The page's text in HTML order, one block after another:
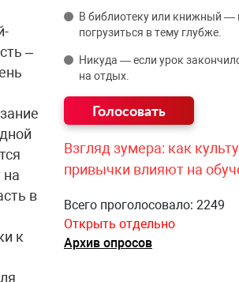
В библиотеку или книжный —
погрузиться в тему глубже.
Никуда — если урок
на отдых.
Взгляд зумера: как
привычки влияют на
Всего проголосовало: 2249
Открыть отдельно
Архив опросов